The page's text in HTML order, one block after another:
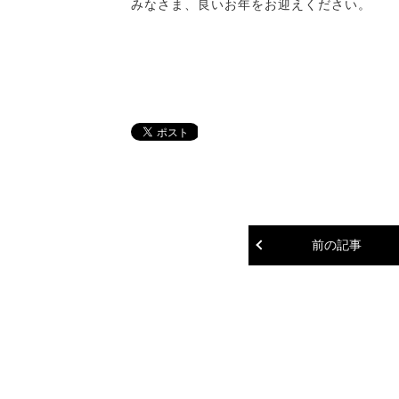
みなさま、良いお年をお迎えください。
前の記事